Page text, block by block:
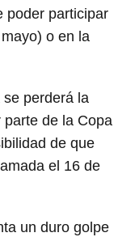
poder participar
o en la
perderá la
parte de la Copa
de que
el 16 de
un duro golpe